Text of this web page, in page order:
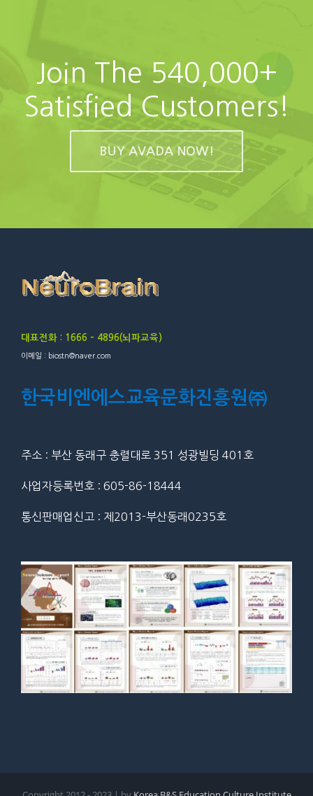
Join The 540,000+
Satisfied Customers!
BUY AVADA NOW!
대표전화 : 1666 – 4896(뇌파교육)
이메일 : biostn@naver.com
한국비엔에스교육문화진흥원㈜
주소 : 부산 동래구 충렬대로 351 성광빌딩 401호
사업자등록번호 : 605-86-18444
통신판매업신고 : 제2013-부산동래0235호